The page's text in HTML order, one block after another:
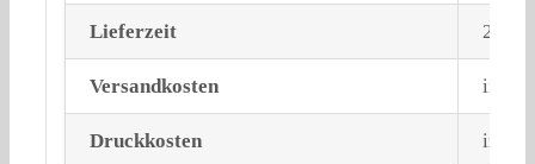
Lieferzeit 2-3
Versandkosten
Druckkosten